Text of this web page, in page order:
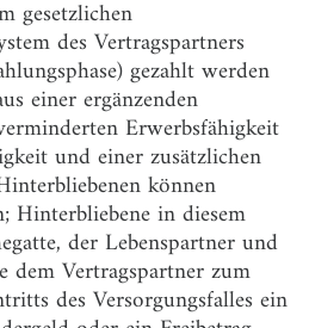
im Produktinformationsblatt
Auszahlungsphase des
gesetzlichen
des Vertragspartners
gezahlt werden
einer ergänzenden
Erwerbsfähigkeit
und einer zusätzlichen
können
Hinterbliebene in diesem
der Lebenspartner und
Vertragspartner zum
des Versorgungsfalles ein